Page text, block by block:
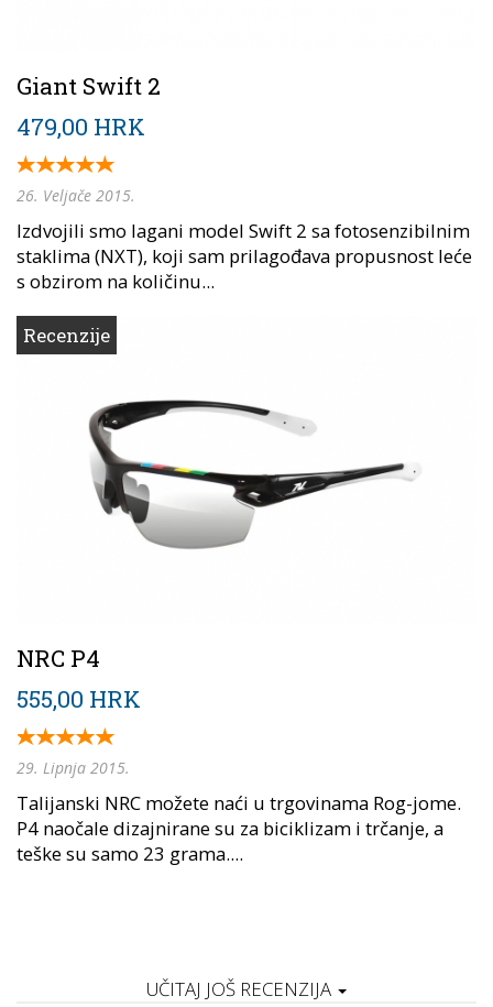
Giant Swift 2
479,00 HRK
26. Veljače 2015.
Izdvojili smo lagani model Swift 2 sa fotosenzibilnim
staklima (NXT), koji sam prilagođava propusnost leće
s obzirom na količinu...
Recenzije
NRC P4
555,00 HRK
29. Lipnja 2015.
Talijanski NRC možete naći u trgovinama Rog-jome.
P4 naočale dizajnirane su za biciklizam i trčanje, a
teške su samo 23 grama....
UČITAJ JOŠ RECENZIJA